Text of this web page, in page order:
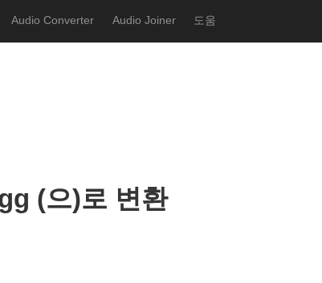
Audio Converter Audio Joiner 도움
(으)로 변환